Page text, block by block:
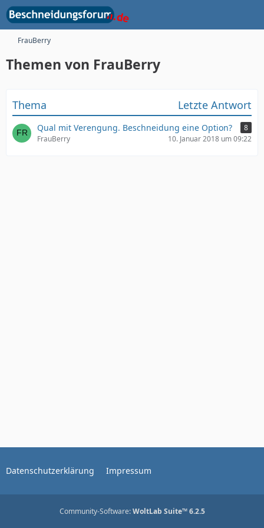
FrauBerry
Themen von FrauBerry
Thema Letzte Antwort
Qual mit Verengung. Beschneidung eine Option?
8
FrauBerry
10. Januar 2018 um 09:22
Datenschutzerklärung Impressum
Community-Software:WoltLab Suite™ 6.2.5